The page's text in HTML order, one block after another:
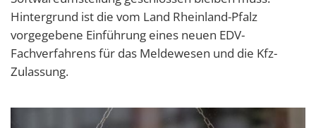
Hintergrund ist die vom Land Rheinland-Pfalz
vorgegebene Einführung eines neuen EDV-
Fachverfahrens für das Meldewesen und die Kfz-
Zulassung.